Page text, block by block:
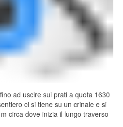
ad uscire sui prati a quota 1630
ci si tiene su un crinale e si
circa dove inizia il lungo traverso